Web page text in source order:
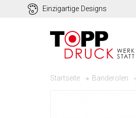
Einzigartige Designs
Startseite Banderolen